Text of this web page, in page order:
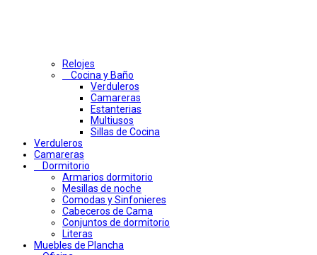
Relojes
Cocina y Baño
Verduleros
Camareras
Estanterias
Multiusos
Sillas de Cocina
Verduleros
Camareras
Dormitorio
Armarios dormitorio
Mesillas de noche
Comodas y Sinfonieres
Cabeceros de Cama
Conjuntos de dormitorio
Literas
Muebles de Plancha